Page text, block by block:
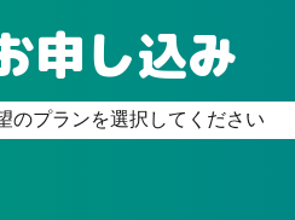
申し込み
のプランを選択してください